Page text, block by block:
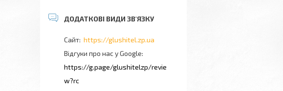
https://glushitel.zp.ua
Відгуки про нас у Google
https://g.page/glushitelzp/revie
w?rc